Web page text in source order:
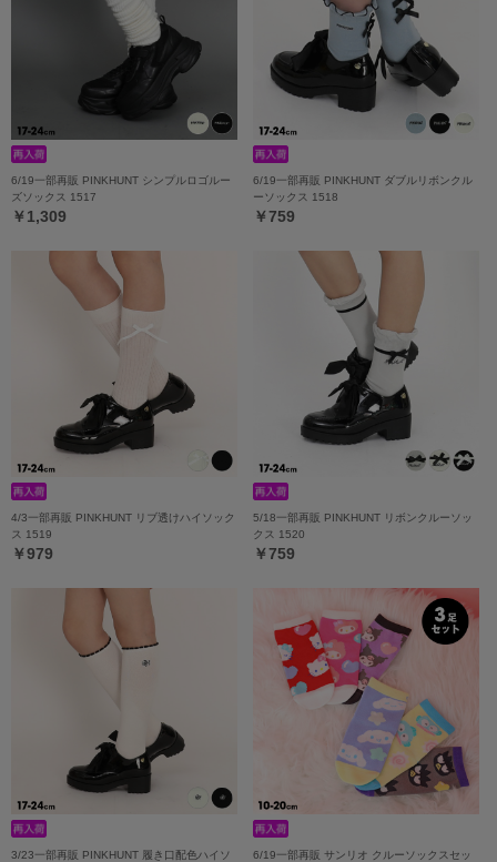
6/19一部再販 PINKHUNT シンプルロゴルー
ズソックス 1517
￥1,309
6/19一部再販 PINKHUNT ダブルリボンクル
ーソックス 1518
￥759
4/3一部再販 PINKHUNT リブ透けハイソック
ス 1519
￥979
5/18一部再販 PINKHUNT リボンクルーソッ
クス 1520
￥759
3/23一部再販 PINKHUNT 履き口配色ハイソ
6/19一部再販 サンリオ クルーソックスセッ